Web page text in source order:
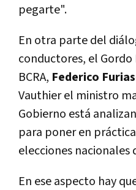
pegarte".
En otra parte del
conductores, el
BCRA, Federico
Vauthier el ministro
Gobierno está
para poner en
elecciones nacionales
En ese aspecto hay